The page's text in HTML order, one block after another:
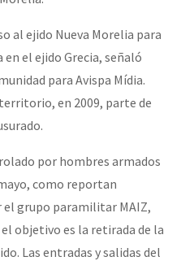
al ejido Nueva Morelia para
el ejido Grecia, señaló
para Avispa Mídia.
en 2009, parte de
por hombres armados
como reportan
grupo paramilitar MAIZ,
objetivo es la retirada de la
Las entradas y salidas del